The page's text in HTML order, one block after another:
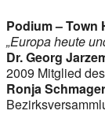
Podium – Town
„Europa heute
Dr. Georg
2009 Mitglied
Ronja Schmager